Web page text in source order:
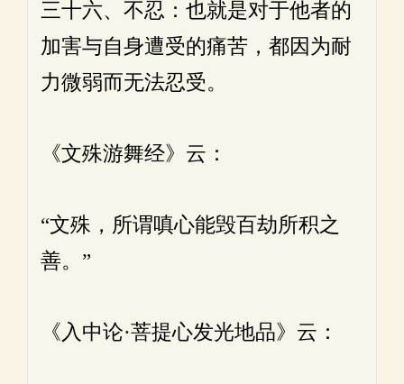
三十六、不忍：也就是对于他者的
加害与自身遭受的痛苦，都因为耐
力微弱而无法忍受。
《文殊游舞经》云：
“文殊，所谓嗔心能毁百劫所积之
善。”
《入中论·菩提心发光地品》云：